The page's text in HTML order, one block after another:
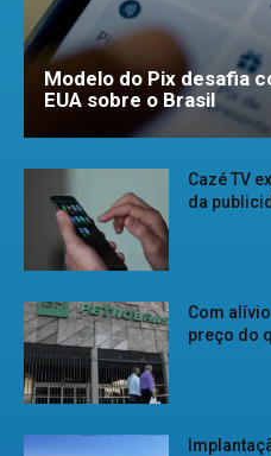
Modelo do Pix desafia
EUA sobre o Brasil
Cazé TV
da
Com
preço do